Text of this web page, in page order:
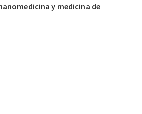
y medicina de